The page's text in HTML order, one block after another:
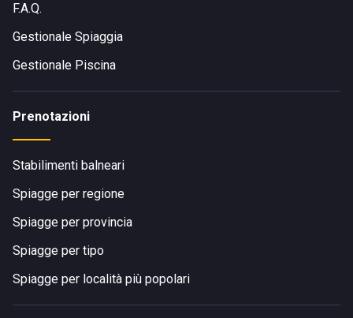
F.A.Q.
Gestionale Spiaggia
Gestionale Piscina
Prenotazioni
Stabilimenti balneari
Spiagge per regione
Spiagge per provincia
Spiagge per tipo
Spiagge per località più popolari